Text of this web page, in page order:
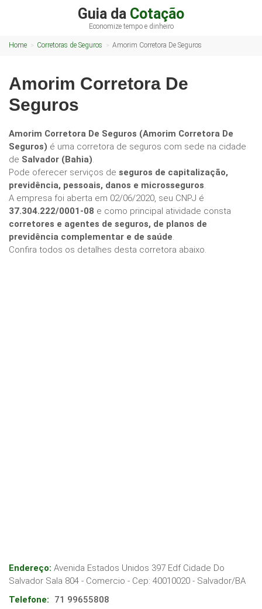
Guia da Cotação
Economize tempo e dinheiro
Home Corretoras de Seguros Amorim Corretora De Seguros
Amorim Corretora De
Seguros
Amorim Corretora De Seguros (Amorim Corretora De
Seguros) é uma corretora de seguros com sede na cidade
de Salvador (Bahia).
Pode oferecer serviços de seguros de capitalização,
previdência, pessoais, danos e microsseguros.
A empresa foi aberta em 02/06/2020, seu CNPJ é
37.304.222/0001-08 e como principal atividade consta
corretores e agentes de seguros, de planos de
previdência complementar e de saúde.
Confira todos os detalhes desta corretora abaixo.
Endereço: Avenida Estados Unidos 397 Edf Cidade Do
Salvador Sala 804 - Comercio - Cep: 40010020 - Salvador/BA
Telefone:
71 99655808